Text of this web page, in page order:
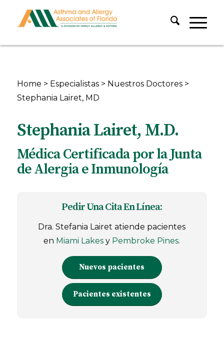
Home > Especialistas> Nuestros Doctores>
Stephania Lairet, MD
Stephania Lairet, M.D.
Médica Certificada por la Junta
de Alergia e Inmunología
Pedir Una Cita En Línea:
Dra. Stefania Lairet atiende pacientes
en Miami Lakes y Pembroke Pines.
Nuevos pacientes
Pacientes existentes